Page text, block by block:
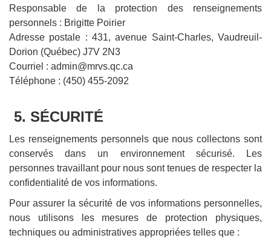
Responsable de la protection des renseignements
personnels : Brigitte Poirier
Adresse postale : 431, avenue Saint-Charles, Vaudreuil-
Dorion (Québec) J7V 2N3
Courriel : admin@mrvs.qc.ca
Téléphone : (450) 455-2092
5. SÉCURITÉ
Les renseignements personnels que nous collectons sont
conservés dans un environnement sécurisé. Les
personnes travaillant pour nous sont tenues de respecter la
confidentialité de vos informations.
Pour assurer la sécurité de vos informations personnelles,
nous utilisons les mesures de protection physiques,
techniques ou administratives appropriées telles que :